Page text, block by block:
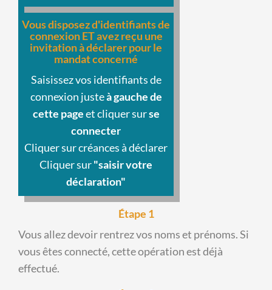
Vous disposez d'identifiants de
connexion ET avez reçu une
invitation à déclarer pour le
mandat concerné
Saisissez vos identifiants de
connexion justeà gauche de
cette pageet cliquer surse
connecter
Cliquer sur créances à déclarer
Cliquer sur"saisir votre
déclaration"
Étape 1
Vous allez devoir rentrez vos noms et prénoms. Si
vous êtes connecté, cette opération est déjà
effectué.